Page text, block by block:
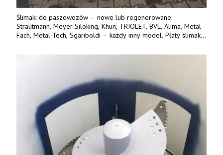
Ślimaki do paszowozów – nowe lub regenerowane.
Strautmann, Meyer Siloking, Khun, TRIOLET, BVL, Alima, Metal-
Fach, Metal-Tech, Sgariboldi – każdy inny model. Płaty ślimaka
– 15 lub 18 mm. Możliwa wymiana i dowóz na miejsce – cała